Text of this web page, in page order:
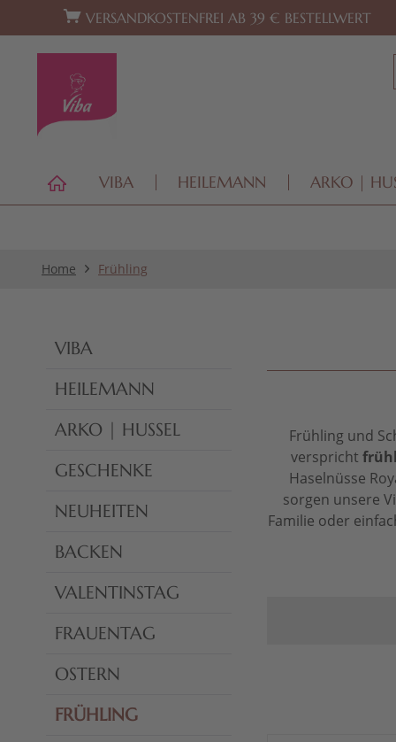
Zur Hauptnavigation springen Zum Footer springen
VERSANDKOSTENFREI AB 39 € BESTELLWERT
VIBA HEILEMANN ARKO |
Home Frühling
VIBA
HEILEMANN
ARKO | HUSSEL
GESCHENKE
NEUHEITEN
BACKEN
VALENTINSTAG
FRAUENTAG
OSTERN
FRÜHLING
Frühling und
verspricht
Haselnüsse
sorgen unsere
Familie oder